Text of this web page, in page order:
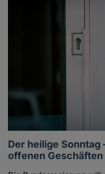
Der heilige
offenen Geschäften